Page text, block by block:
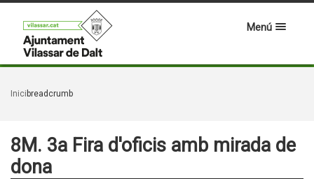
Menú
Inici breadcrumb
8M. 3a Fira d'oficis amb mirada de
dona